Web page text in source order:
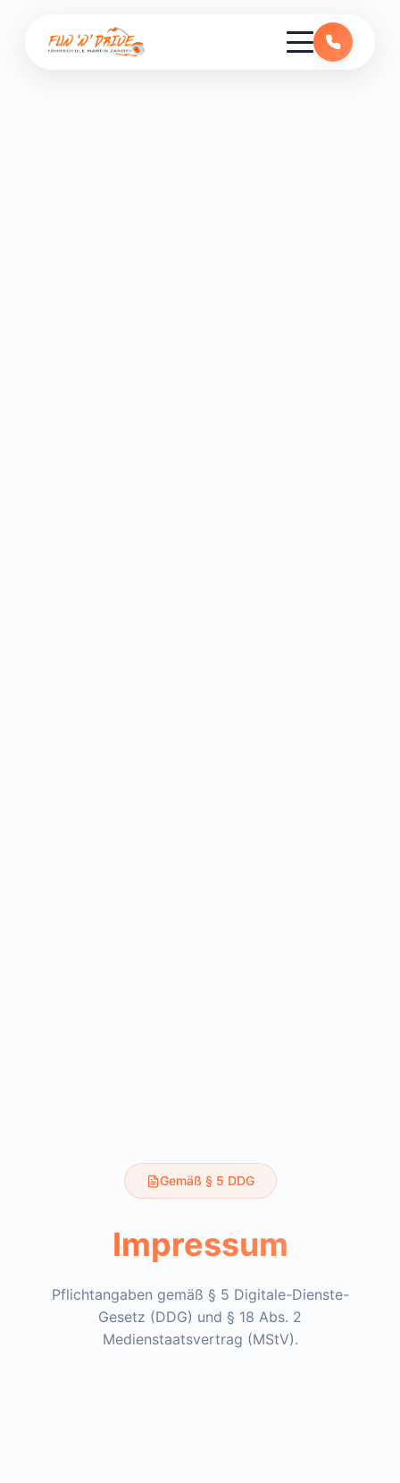
Gemäß § 5 DDG
Impressum
Pflichtangaben gemäß § 5 Digitale-Dienste-
Gesetz (DDG) und § 18 Abs. 2
Medienstaatsvertrag (MStV).